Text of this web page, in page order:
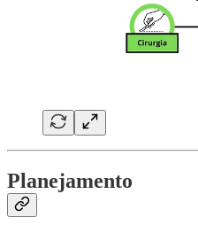
Planejamento